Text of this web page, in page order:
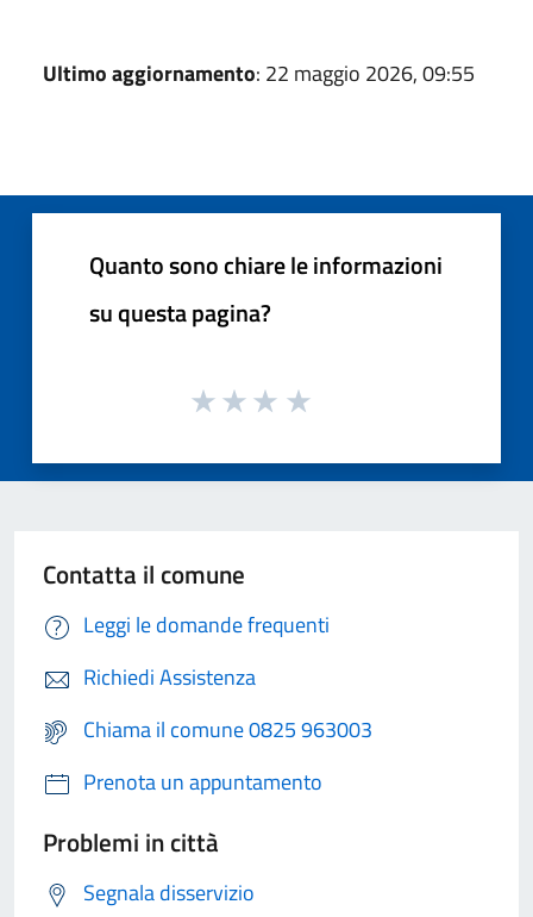
Ultimo aggiornamento: 22 maggio 2026, 09:55
Quanto sono chiare le informazioni
su questa pagina?
Contatta il comune
Leggi le domande frequenti
Richiedi Assistenza
Chiama il comune 0825 963003
Prenota un appuntamento
Problemi in città
Segnala disservizio